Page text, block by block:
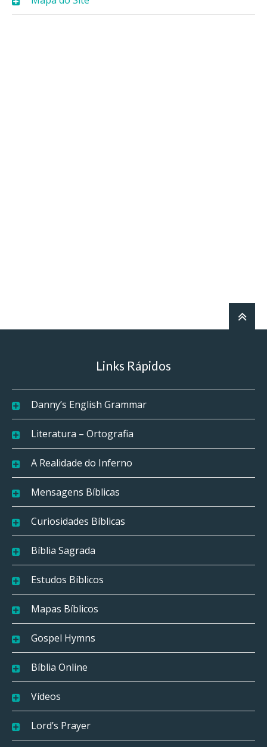
Links Rápidos
Danny’s English Grammar
Literatura – Ortografia
A Realidade do Inferno
Mensagens Bíblicas
Curiosidades Bíblicas
Bíblia Sagrada
Estudos Bíblicos
Mapas Bíblicos
Gospel Hymns
Bíblia Online
Vídeos
Lord’s Prayer